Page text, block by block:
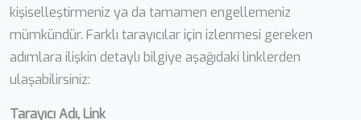
kişiselleştirmeniz ya da tamamen engellemeniz
mümkündür. Farklı tarayıcılar için izlenmesi gereken
adımlara ilişkin detaylı bilgiye aşağıdaki linklerden
ulaşabilirsiniz:
Tarayıcı Adı, Link